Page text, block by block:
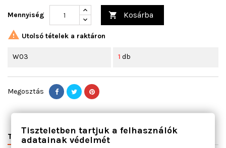
Mennyiség  Kosárba
 Utolsó tételek a raktáron
W03 1 db
Megosztás
TERMÉK RÉSZLETEI VÁLTÓSZÁMOK MIHEZ JÓ
Tiszteletben tartjuk a felhasználók
adatainak védelmét